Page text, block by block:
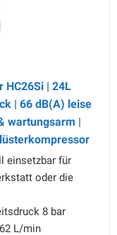
HC26Si | 24L
| 66 dB(A) leise
wartungsarm |
einsetzbar für
oder die
8 bar
L/min